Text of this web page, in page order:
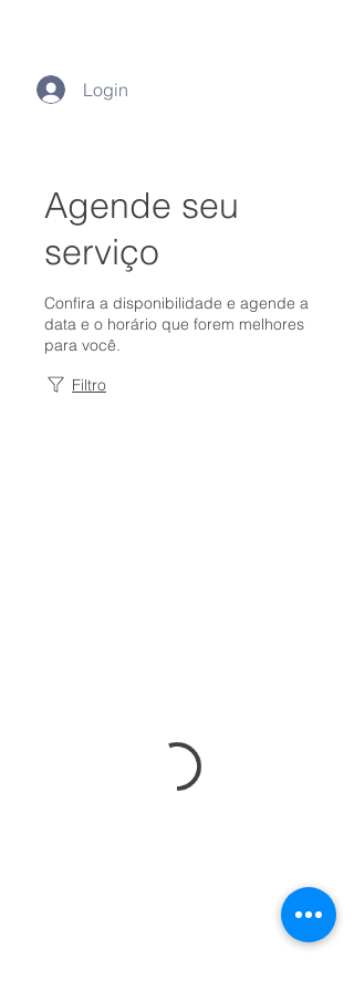
Login
Agende seu
serviço
Confira a disponibilidade e agende a
data e o horário que forem melhores
para você.
Filtro